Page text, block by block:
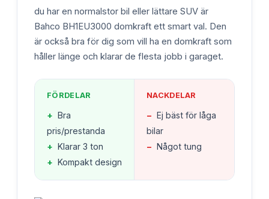
du har en normalstor bil eller lättare SUV är
Bahco BH1EU3000 domkraft ett smart val. Den
är också bra för dig som vill ha en domkraft som
håller länge och klarar de flesta jobb i garaget.
FÖRDELAR
+ Bra
pris/prestanda
+ Klarar 3 ton
+ Kompakt design
NACKDELAR
− Ej bäst för låga
bilar
− Något tung